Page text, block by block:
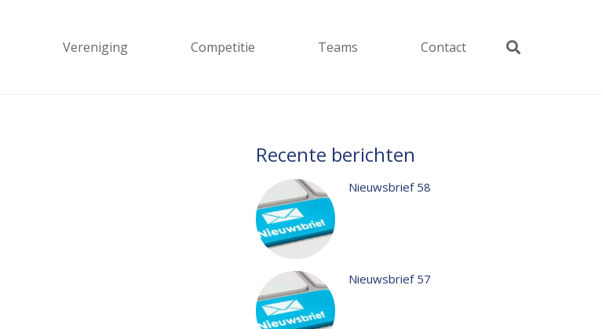
Vereniging Competitie Teams Contact
Recente berichten
Nieuwsbrief 58
Nieuwsbrief 57